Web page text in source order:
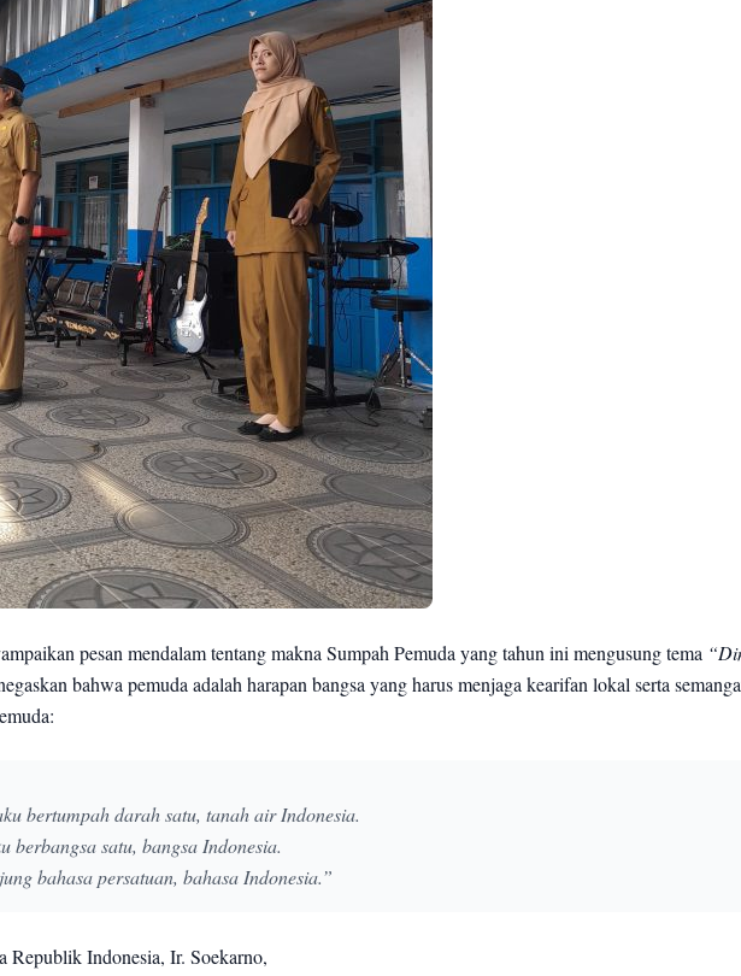
pesan mendalam tentang makna Sumpah Pemuda yang tahun ini mengusung tema
bahwa pemuda adalah harapan bangsa yang harus menjaga kearifan lokal serta
bertumpah darah satu, tanah air Indonesia.
satu, bangsa Indonesia.
bahasa persatuan, bahasa Indonesia.”
Republik Indonesia, Ir. Soekarno,